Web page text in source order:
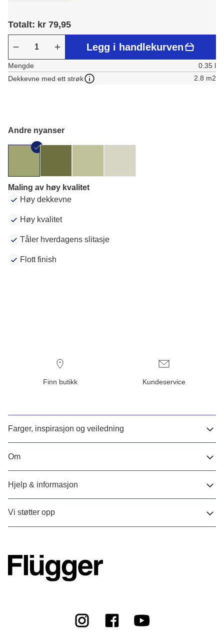
Totalt: kr 79,95
Legg i handlekurven
Mengde
0.35 l
Dekkevne med ett strøk
2.8 m2
Andre nyanser
Maling av høy kvalitet
Høy dekkevne
Høy kvalitet
Tåler hverdagens slitasje
Flott finish
Finn butikk Kundeservice
Farger, inspirasjon og veiledning
Om
Hjelp & informasjon
Vi støtter opp